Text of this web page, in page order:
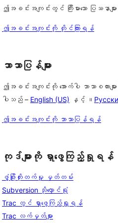
ဤအခင်းအကျင်းတွင် ကြီးမားသော ပြဿနာမျာ
ဤအခင်းအကျင်းကို တိုင်ကြားရန်
ဘာသာပြန်များ
ဤအခင်းအကျင်းကို အောက်ပါ ဘာသာစကား
ပါသည် – English (US) နှင့် ။
ဤအခင်းအကျင်းကို ဘာသာပြန်ရန်
ကုဒ်များကို ရှာဖွေကြည့်ရှုရန်
ဖွံ့ဖြိုးတိုးတက်မှု မှတ်တမ်း
Subversion သိုလှောင်ရုံ
Trac တွင် ရှာဖွေကြည့်ရှုရန်
Trac လက်မှတ်များ